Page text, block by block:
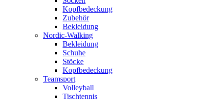
Kopfbedeckung
Zubehör
Bekleidung
Nordic-Walking
Bekleidung
Schuhe
Stöcke
Kopfbedeckung
Teamsport
Volleyball
Tischtennis